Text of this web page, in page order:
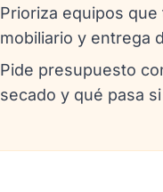
Prioriza equipos
mobiliario y entrega
Pide presupuesto
secado y qué pasa